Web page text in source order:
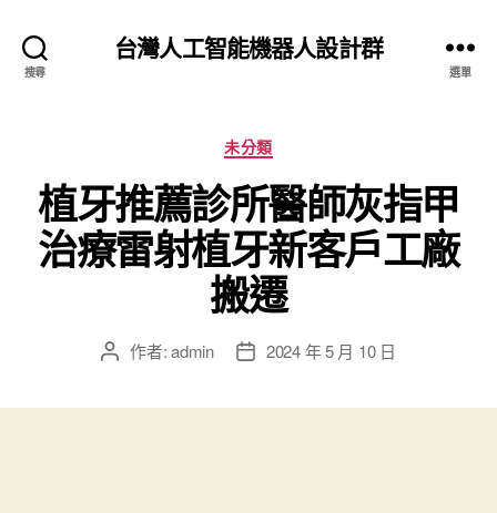
搜尋
台灣人工智能機器人設計群
選單
分
類
未分類
植牙推薦診所醫師灰指甲
治療雷射植牙新客戶工廠
搬遷
文 作者:admin
文 2024 年 5 月 10 日